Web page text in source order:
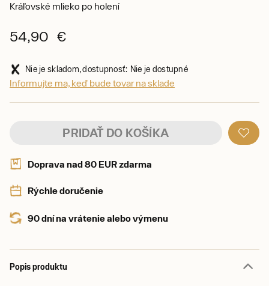
Kráľovské mlieko po holení
54,90 €
Nie je skladom, dostupnosť: Nie je dostupné
Informujte ma, keď bude tovar na sklade
PRIDAŤ DO KOŠÍKA
Doprava nad 80 EUR zdarma
Rýchle doručenie
90 dní na vrátenie alebo výmenu
Popis produktu